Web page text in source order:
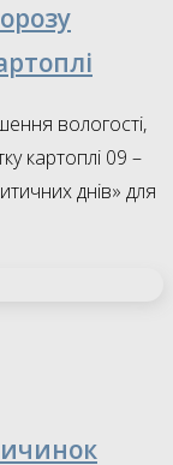
вологості,
картоплі 09 –
днів» для